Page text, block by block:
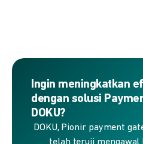
Ingin meningkatkan
dengan solusi
DOKU?
DOKU, Pionir payment